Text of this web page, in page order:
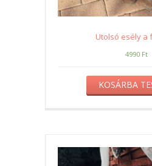
Utolsó esély a
4990 Ft
KOSÁRBA